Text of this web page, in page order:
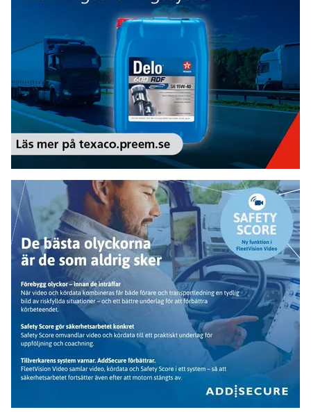
Add Secure